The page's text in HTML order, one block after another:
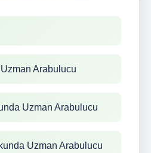
Arabulucu
Uzman Arabulucu
Uzman Arabulucu